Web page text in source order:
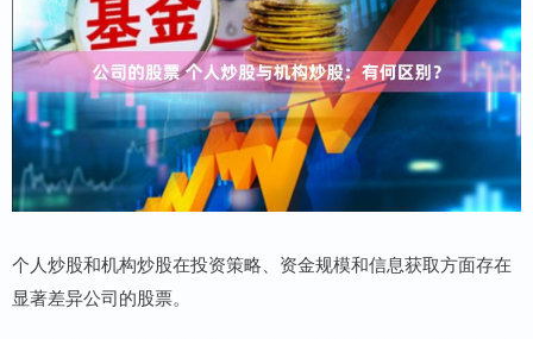
个人炒股和机构炒股在投资策略、资金规模和信息获取方面存在
显著差异公司的股票。